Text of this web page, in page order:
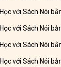
Học với Sách Nói
Học với Sách Nói
Học với Sách Nói
Học với Sách Nói